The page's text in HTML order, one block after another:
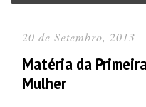
20 de Setembro, 2013
Matéria da
Mulher